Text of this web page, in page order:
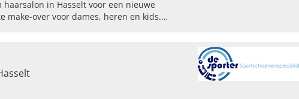
in Hasselt voor een nieuwe
make-over voor dames, heren en kids.